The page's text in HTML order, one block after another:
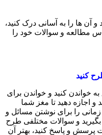
آن ها را به آسانی درک کنید،
مطالعه و سوالات خود را
کنید
خواندن کنید و خواندن برای
و اجازه دهید تا مغز شما
را برای نوشتن مسائل و
و سوالات مختلفی طرح
پرسش و پاسخ کنید، بهتر آن